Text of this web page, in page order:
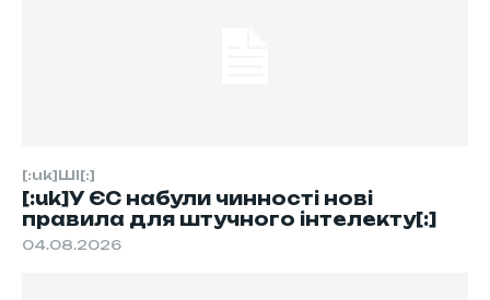
[:uk]ШІ[:]
[:uk]У ЄС набули чинності нові
правила для штучного інтелекту[:]
04.08.2026